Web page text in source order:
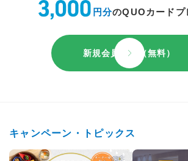
円分のQUOカードプ
新規会員登録（無料）
キャンペーン・トピックス